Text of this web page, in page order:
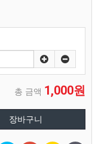
총 금액 1,000원